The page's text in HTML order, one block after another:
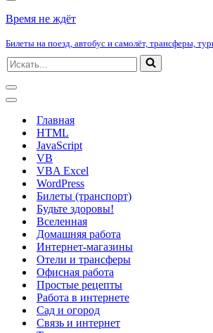
Меню
навигации
Время не ждёт
Билеты на поезд, автобус и самолёт, трансферы,
Искать...
Меню
навигации
Меню
навигацииГлавная
HTML
JavaScript
VB
VBA Excel
WordPress
Билеты (транспорт)
Будьте здоровы!
Вселенная
Домашняя работа
Интернет-магазины
Отели и трансферы
Офисная работа
Простые рецепты
Работа в интернете
Сад и огород
Связь и интернет